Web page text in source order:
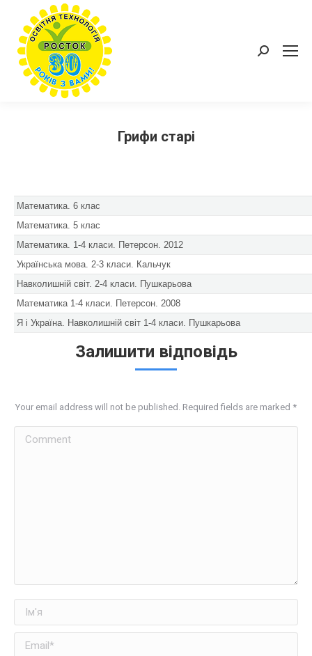
Пошук:
Грифи старі
Математика. 6 клас
Математика. 5 клас
Математика. 1-4 класи. Петерсон. 2012
Українська мова. 2-3 класи. Кальчук
Навколишній світ. 2-4 класи. Пушкарьова
Математика 1-4 класи. Петерсон. 2008
Я і Україна. Навколишній світ 1-4 класи. Пушкарьова
Залишити відповідь
Your email address will not be published. Required fields are marked *
Comment
Ім'я
Email *